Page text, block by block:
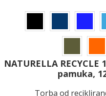
NATURELLA
pamuka,
Torba od